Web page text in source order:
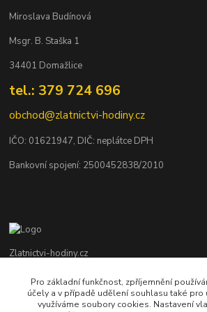
Miroslava Budínová
Msgr. B. Staška 1
34401 Domažlice
tel.: 379 724 696
obchod@zlatnictvi-hodiny.cz
IČO: 01621947, DIČ: neplátce DPH
Bankovní spojení: 2500452838/2010
Zlatnictvi-hodiny.cz
+420 379 492 545
Po - Pá: 9,00 - 17,00 hod., So: 9,00 - 11,30 hod.
Pro základní funkčnost, zpříjemnění
účely a v případě udělení souhlasu také pro
využíváme soubory cookies. Nastavení